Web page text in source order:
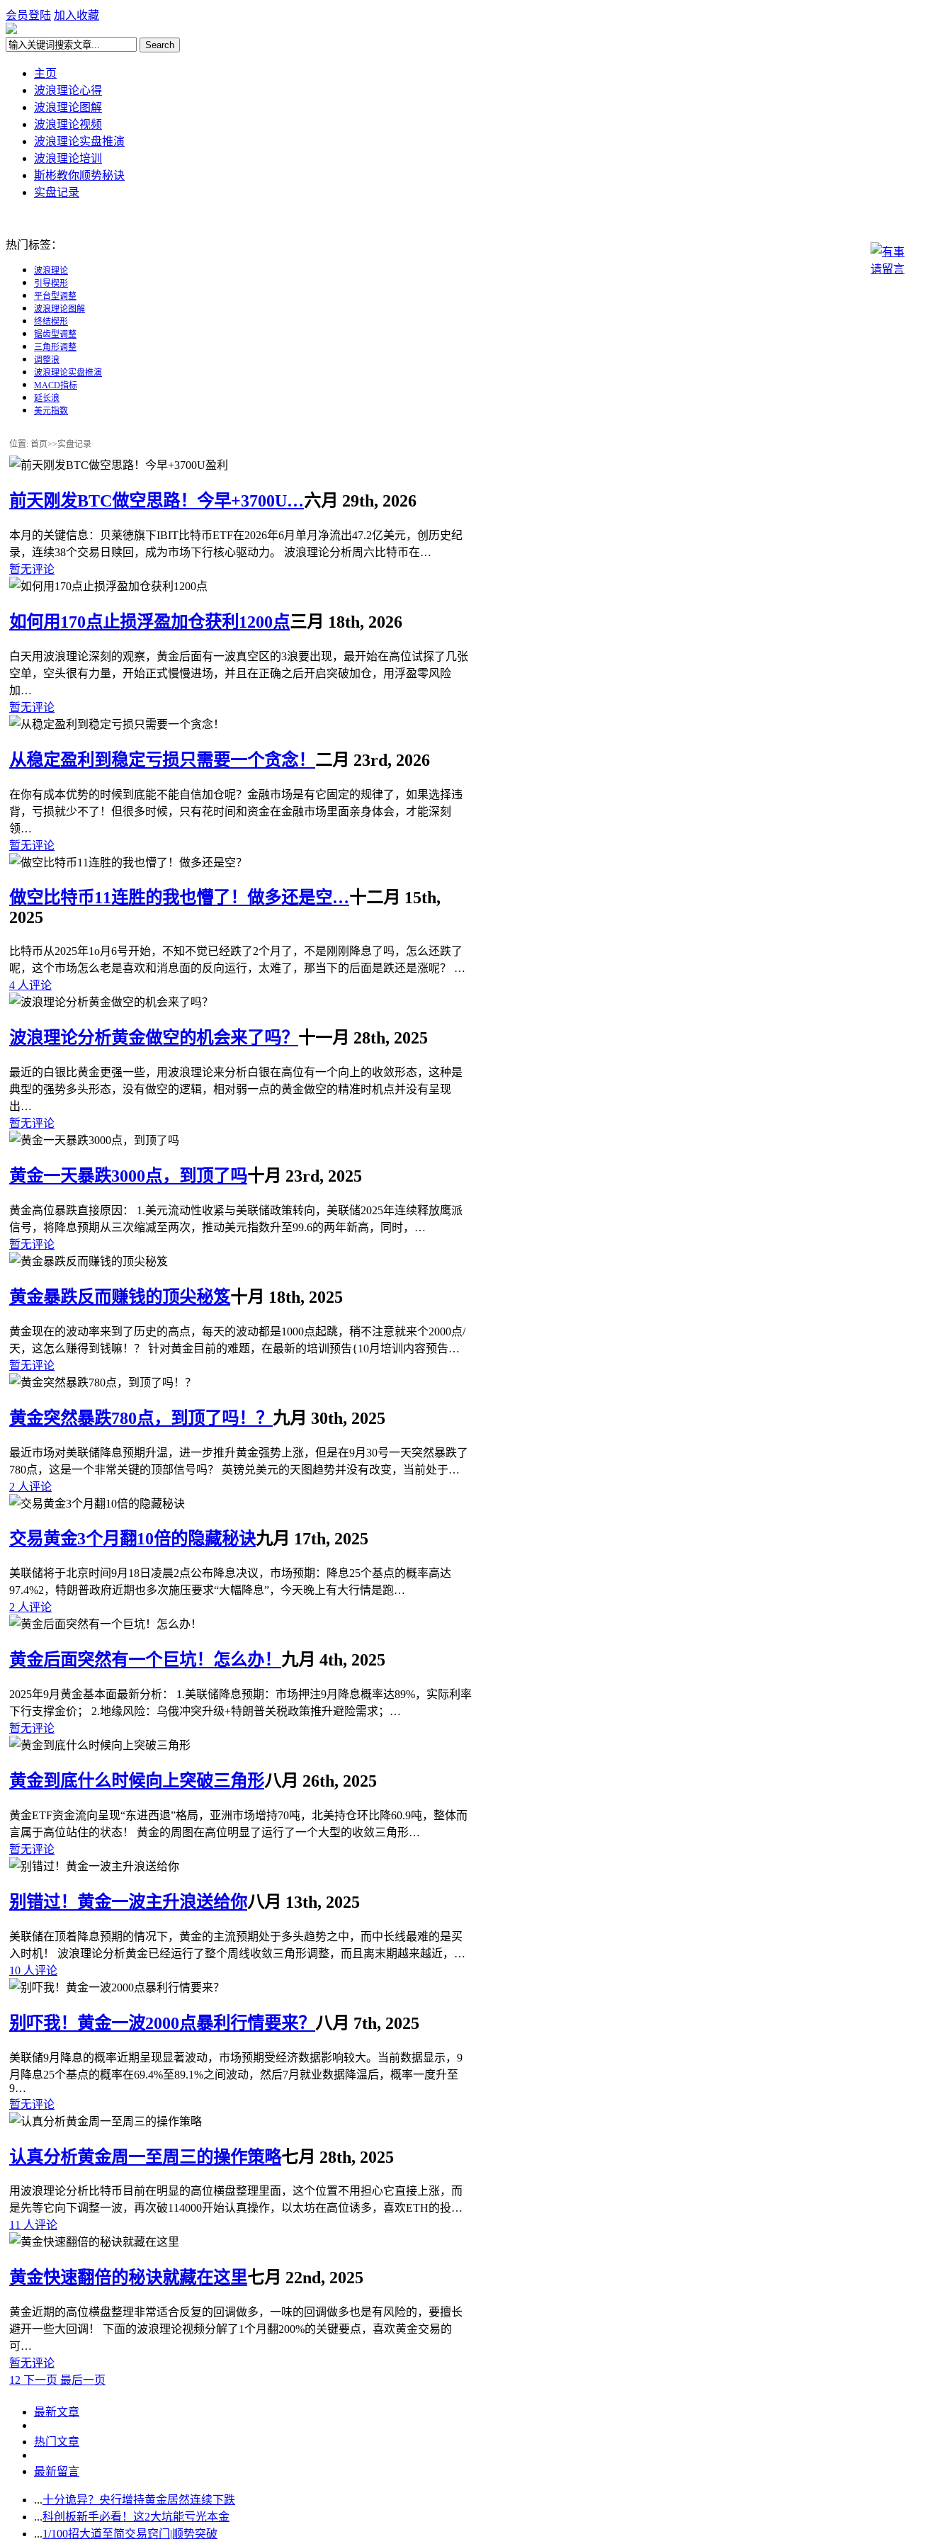
会员登陆 加入收藏
主页
波浪理论心得
波浪理论图解
波浪理论视频
波浪理论实盘推演
波浪理论培训
斯彬教你顺势秘诀
实盘记录
热门标签：
波浪理论
引导楔形
平台型调整
波浪理论图解
终结楔形
锯齿型调整
三角形调整
调整浪
波浪理论实盘推演
MACD指标
延长浪
美元指数
位置: 首页>>实盘记录
前天刚发BTC做空思路！今早+3700U…六月 29th, 2026
本月的关键信息：贝莱德旗下IBIT比特币ETF在2026年6月单月净流出47.2亿美元，创历史纪
录，连续38个交易日赎回，成为市场下行核心驱动力。 波浪理论分析周六比特币在…
暂无评论
如何用170点止损浮盈加仓获利1200点三月 18th, 2026
白天用波浪理论深刻的观察，黄金后面有一波真空区的3浪要出现，最开始在高位试探了几张
空单，空头很有力量，开始正式慢慢进场，并且在正确之后开启突破加仓，用浮盈零风险
加…
暂无评论
从稳定盈利到稳定亏损只需要一个贪念！ 二月 23rd, 2026
在你有成本优势的时候到底能不能自信加仓呢？金融市场是有它固定的规律了，如果选择违
背，亏损就少不了！但很多时候，只有花时间和资金在金融市场里面亲身体会，才能深刻
领…
暂无评论
做空比特币11连胜的我也懵了！做多还是空…十二月 15th,
2025
比特币从2025年1o月6号开始，不知不觉已经跌了2个月了，不是刚刚降息了吗，怎么还跌了
呢，这个市场怎么老是喜欢和消息面的反向运行，太难了，那当下的后面是跌还是涨呢？ …
4 人评论
波浪理论分析黄金做空的机会来了吗？ 十一月 28th, 2025
最近的白银比黄金更强一些，用波浪理论来分析白银在高位有一个向上的收敛形态，这种是
典型的强势多头形态，没有做空的逻辑，相对弱一点的黄金做空的精准时机点并没有呈现
出…
暂无评论
黄金一天暴跌3000点，到顶了吗十月 23rd, 2025
黄金高位暴跌直接原因： 1‌.美元流动性收紧与美联储政策转向‌，美联储2025年连续释放鹰派
信号，将降息预期从三次缩减至两次，推动美元指数升至99.6的两年新高‌，同时，…
暂无评论
黄金暴跌反而赚钱的顶尖秘笈十月 18th, 2025
黄金现在的波动率来到了历史的高点，每天的波动都是1000点起跳，稍不注意就来个2000点/
天，这怎么赚得到钱嘛！？ 针对黄金目前的难题，在最新的培训预告{10月培训内容预告…
暂无评论
黄金突然暴跌780点，到顶了吗！？ 九月 30th, 2025
最近市场对美联储降息预期升温，进一步推升黄金强势上涨，但是在9月30号一天突然暴跌了
780点，这是一个非常关键的顶部信号吗？ 英镑兑美元的天图趋势并没有改变，当前处于…
2 人评论
交易黄金3个月翻10倍的隐藏秘诀九月 17th, 2025
美联储将于‌北京时间9月18日凌晨2点‌公布降息决议‌，市场预期‌：降息25个基点的概率高达
97.4%‌2，特朗普政府近期也多次施压要求“大幅降息”‌，今天晚上有大行情是跑…
2 人评论
黄金后面突然有一个巨坑！怎么办！ 九月 4th, 2025
2025年9月黄金基本面最新分析： ‌1.美联储降息预期‌：市场押注9月降息概率达89%，实际利率
下行支撑金价； ‌2.地缘风险‌：乌俄冲突升级+特朗普关税政策推升避险需求；…
暂无评论
黄金到底什么时候向上突破三角形八月 26th, 2025
黄金ETF资金流向呈现“东进西退”格局，亚洲市场增持70吨，北美持仓环比降60.9吨‌，整体而
言属于高位站住的状态！ 黄金的周图在高位明显了运行了一个大型的收敛三角形…
暂无评论
别错过！黄金一波主升浪送给你八月 13th, 2025
美联储在顶着降息预期的情况下，黄金的主流预期处于多头趋势之中，而中长线最难的是买
入时机！ 波浪理论分析黄金已经运行了整个周线收敛三角形调整，而且离末期越来越近，…
10 人评论
别吓我！黄金一波2000点暴利行情要来？ 八月 7th, 2025
美联储9月降息的概率近期呈现显著波动，市场预期受经济数据影响较大。当前数据显示，9
月降息25个基点的概率在69.4%至89.1%之间波动，然后7月就业数据降温后，概率一度升至
9…
暂无评论
认真分析黄金周一至周三的操作策略七月 28th, 2025
用波浪理论分析比特币目前在明显的高位横盘整理里面，这个位置不用担心它直接上涨，而
是先等它向下调整一波，再次破114000开始认真操作，以太坊在高位诱多，喜欢ETH的投…
11 人评论
黄金快速翻倍的秘诀就藏在这里七月 22nd, 2025
黄金近期的高位横盘整理非常适合反复的回调做多，一味的回调做多也是有风险的，要擅长
避开一些大回调！ 下面的波浪理论视频分解了1个月翻200%的关键要点，喜欢黄金交易的
可…
暂无评论
1 2 下一页 最后一页
最新文章
热门文章
最新留言
...十分诡异？央行增持黄金居然连续下跌
...科创板新手必看！这2大坑能亏光本金
...1/100招大道至简交易窍门|顺势突破